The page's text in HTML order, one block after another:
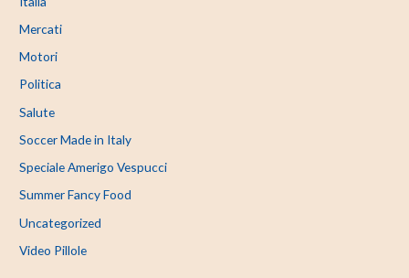
Mercati
Motori
Politica
Salute
Soccer Made in Italy
Speciale Amerigo Vespucci
Summer Fancy Food
Uncategorized
Video Pillole